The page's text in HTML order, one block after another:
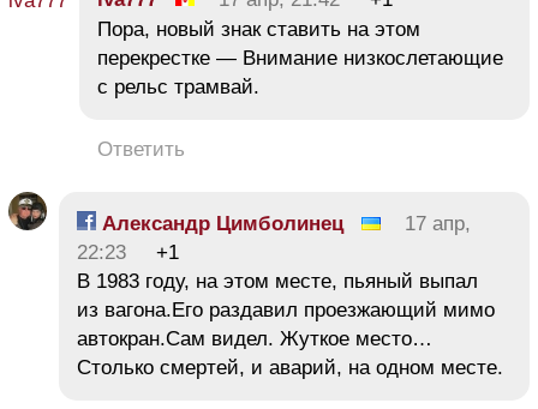
Пора, новый знак ставить на этом
перекрестке — Внимание низкослетающие
с рельс трамвай.
Ответить
Александр Цимболинец
17 апр,
22:23
+1
В 1983 году, на этом месте, пьяный выпал
из вагона.Его раздавил проезжающий мимо
автокран.Сам видел. Жуткое место…
Столько смертей, и аварий, на одном месте.